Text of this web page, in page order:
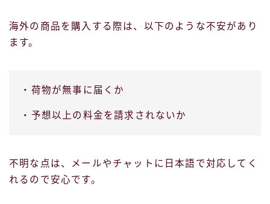
海外の商品を購入する際は、以下のような不安があり
ます。
・荷物が無事に届くか
・予想以上の料金を請求されないか
不明な点は、メールやチャットに日本語で対応してく
れるので安心です。